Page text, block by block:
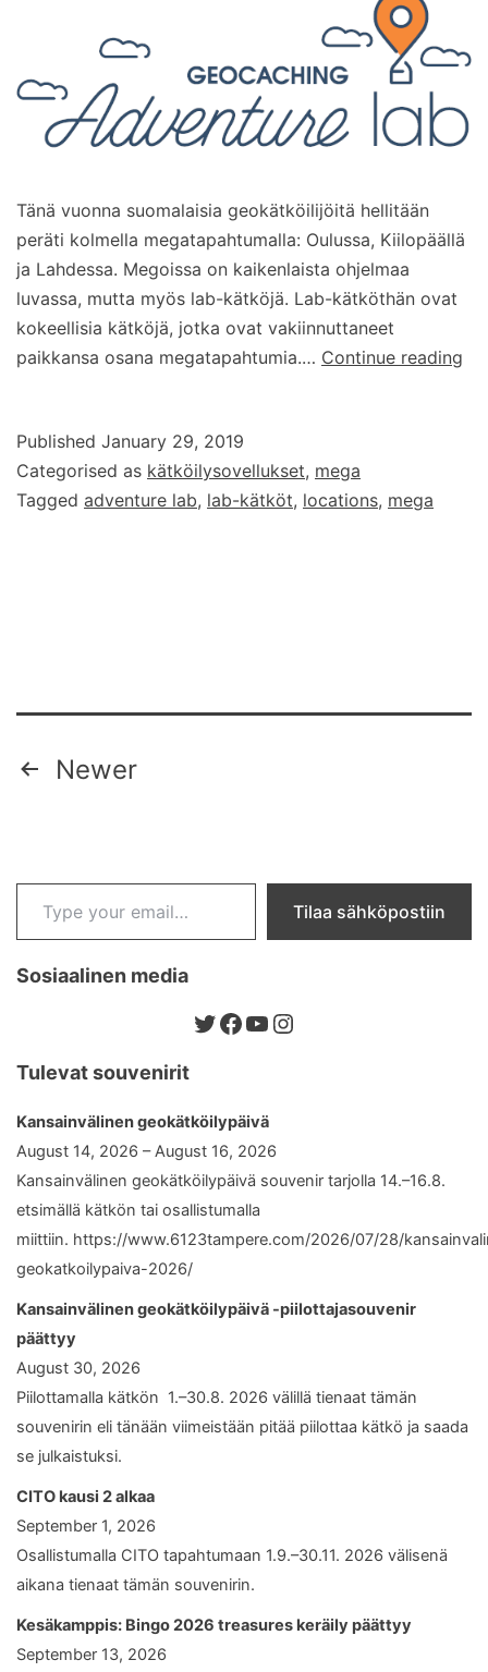
Tänä vuonna suomalaisia geokätköilijöitä hellitään
peräti kolmella megatapahtumalla: Oulussa, Kiilopäällä
ja Lahdessa. Megoissa on kaikenlaista ohjelmaa
luvassa, mutta myös lab-kätköjä. Lab-kätköthän ovat
kokeellisia kätköjä, jotka ovat vakiinnuttaneet
paikkansa osana megatapahtumia.… Continue reading
Published January 29, 2019
Categorised as kätköilysovellukset, mega
Tagged adventure lab, lab-kätköt, locations, mega
Posts
Newer
Type your email…
Tilaa sähköpostiin
Sosiaalinen media
Twitter
Facebook
YouTube
Instagram
Tulevat souvenirit
Kansainvälinen geokätköilypäivä
August 14, 2026 – August 16, 2026
Kansainvälinen geokätköilypäivä souvenir tarjolla 14.–16.8.
etsimällä kätkön tai osallistumalla
miittiin. https://www.6123tampere.com/2026/07/28/
geokatkoilypaiva-2026/
Kansainvälinen geokätköilypäivä -piilottajasouvenir
päättyy
August 30, 2026
Piilottamalla kätkön 1.–30.8. 2026 välillä tienaat tämän
souvenirin eli tänään viimeistään pitää piilottaa kätkö ja saada
se julkaistuksi.
CITO kausi 2 alkaa
September 1, 2026
Osallistumalla CITO tapahtumaan 1.9.–30.11. 2026 välisenä
aikana tienaat tämän souvenirin.
Kesäkamppis: Bingo 2026 treasures keräily päättyy
September 13, 2026